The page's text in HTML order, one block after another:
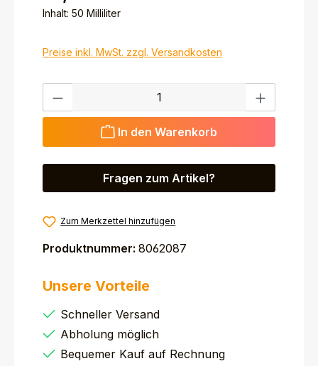
Inhalt: 50 Milliliter
Preise inkl. MwSt. zzgl. Versandkosten
Produkt Anzahl: Gib den gewünschten Wert ein
In den Warenkorb
Fragen zum Artikel?
Zum Merkzettel hinzufügen
Produktnummer: 8062087
Unsere Vorteile
Schneller Versand
Abholung möglich
Bequemer Kauf auf Rechnung